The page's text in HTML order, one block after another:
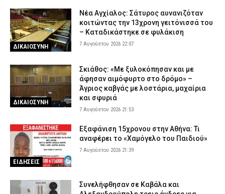
ΔΙΚΑΙΟΣΥΝΗ
Νέα Αγχίαλος: Σάτυρος αυνανιζόταν
κοιτώντας την 13χρονη γειτόνισσά του
– Καταδικάστηκε σε φυλάκιση
7 Αυγούστου 2026 22:07
ΔΙΚΑΙΟΣΥΝΗ
Σκιάθος: «Με ξυλοκόπησαν και με
άφησαν αιμόφυρτο στο δρόμο» –
Άγριος καβγάς με λοστάρια, μαχαίρια
και σφυριά
7 Αυγούστου 2026 21:53
ΕΙΔΗΣΕΙΣ
Εξαφάνιση 15χρονου στην Αθήνα: Τι
αναφέρει το «Χαμόγελο του Παιδιού»
7 Αυγούστου 2026 21:39
Συνελήφθησαν σε Καβάλα και